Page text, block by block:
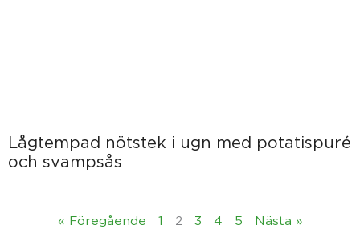
Lågtempad nötstek i ugn med potatispuré
och svampsås
« Föregående 1 2 3 4 5 Nästa »